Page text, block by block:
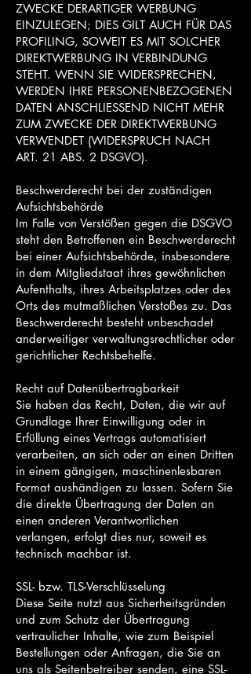
ZWECKE DERARTIGER WERBUNG
EINZULEGEN; DIES GILT AUCH FÜR DAS
PROFILING, SOWEIT ES MIT SOLCHER
DIREKTWERBUNG IN VERBINDUNG
STEHT. WENN SIE WIDERSPRECHEN,
WERDEN IHRE PERSONENBEZOGENEN
DATEN ANSCHLIESSEND NICHT MEHR
ZUM ZWECKE DER DIREKTWERBUNG
VERWENDET (WIDERSPRUCH NACH
ART. 21 ABS. 2 DSGVO).
Beschwerderecht bei der zuständigen
Aufsichtsbehörde
Im Falle von Verstößen gegen die DSGVO
steht den Betroffenen ein Beschwerderecht
bei einer Aufsichtsbehörde, insbesondere
in dem Mitgliedstaat ihres gewöhnlichen
Aufenthalts, ihres Arbeitsplatzes oder des
Orts des mutmaßlichen Verstoßes zu. Das
Beschwerderecht besteht unbeschadet
anderweitiger verwaltungsrechtlicher oder
gerichtlicher Rechtsbehelfe.
Recht auf Datenübertragbarkeit
Sie haben das Recht, Daten, die wir auf
Grundlage Ihrer Einwilligung oder in
Erfüllung eines Vertrags automatisiert
verarbeiten, an sich oder an einen Dritten
in einem gängigen, maschinenlesbaren
Format aushändigen zu lassen. Sofern Sie
die direkte Übertragung der Daten an
einen anderen Verantwortlichen
verlangen, erfolgt dies nur, soweit es
technisch machbar ist.
SSL- bzw. TLS-Verschlüsselung
Diese Seite nutzt aus Sicherheitsgründen
und zum Schutz der Übertragung
vertraulicher Inhalte, wie zum Beispiel
Bestellungen oder Anfragen, die Sie an
uns als Seitenbetreiber senden, eine SSL-